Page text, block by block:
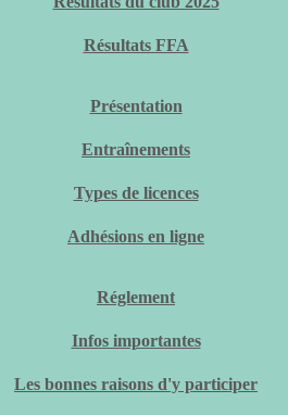
Résultats FFA
Présentation
Entraînements
Types de licences
Adhésions en ligne
Réglement
Infos importantes
Les bonnes raisons d'y participer